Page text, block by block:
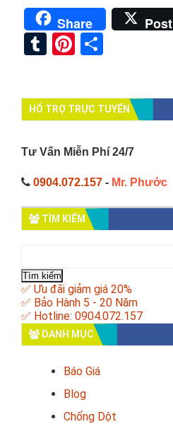
Share Post
TumblrPinterest
HỔ TRỢ TRỰC TUYẾN
Tư Vấn Miễn Phí 24/7
0904.072.157 - Mr. Phước
TÌM KIẾM
cho:
✅ Ưu đãi giảm giá 20%
✅ Bảo Hành 5 - 20 Năm
✅ Hotline: 0904.072.157
DANH MỤC
Báo Giá
Blog
Chống Dột